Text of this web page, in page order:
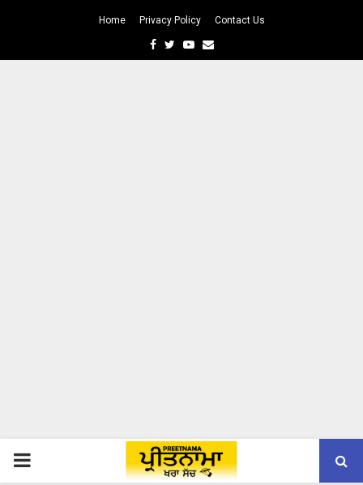
Home Privacy Policy Contact Us
Facebook
TwitterYoutube
Email
PRIMARY